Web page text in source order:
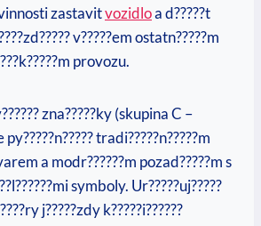
zastavitvozidloa d?????t
v?????em ostatn?????m
provozu.
zna?????ky (skupina C –
tradi?????n?????m
a modr??????m pozad?????m s
symboly. Ur?????uj?????
j?????zdy k?????i??????